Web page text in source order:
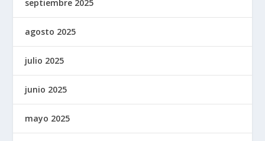
septiembre 2025
agosto 2025
julio 2025
junio 2025
mayo 2025